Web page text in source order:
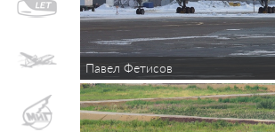
Павел Фетисов